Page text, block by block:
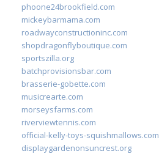
phoone24brookfield.com
mickeybarmama.com
roadwayconstructioninc.com
shopdragonflyboutique.com
sportszilla.org
batchprovisionsbar.com
brasserie-gobette.com
musicrearte.com
morseysfarms.com
riverviewtennis.com
official-kelly-toys-squishmallows.com
displaygardenonsuncrest.org